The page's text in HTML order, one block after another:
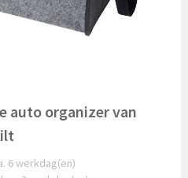
auto organizer van
6 werkdag(en)